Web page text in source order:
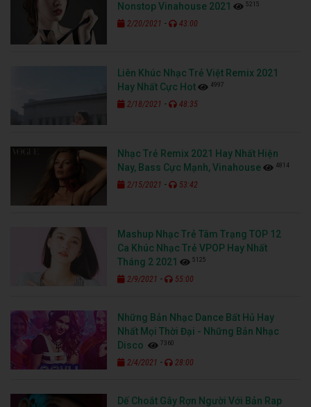
Nonstop Vinahouse 2021
5215
2/20/2021 - 43:00
Liên Khúc Nhạc Trẻ Việt Remix 2021
Hay Nhất Cực Hot
4997
2/18/2021 - 48:35
Nhạc Trẻ Remix 2021 Hay Nhất Hiện
Nay, Bass Cực Mạnh, Vinahouse
4814
2/15/2021 - 53:42
Mashup Nhạc Trẻ Tâm Trạng TOP 12
Ca Khúc Nhạc Trẻ VPOP Hay Nhất
Tháng 2 2021
5125
2/9/2021 - 55:00
Những Bản Nhạc Dance Bất Hủ Hay
Nhất Mọi Thời Đại - Những Bản Nhạc
Disco
7360
2/4/2021 - 28:00
Dế Choắt Gây Rợn Người Với Bản Rap